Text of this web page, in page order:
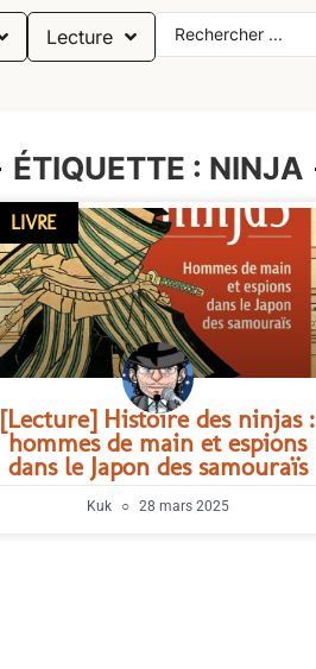
Lecture
ÉTIQUETTE : NINJA
LIVRE
[Lecture] Histoire des ninjas :
hommes de main et espions
dans le Japon des samouraïs
Kuk 28 mars 2025